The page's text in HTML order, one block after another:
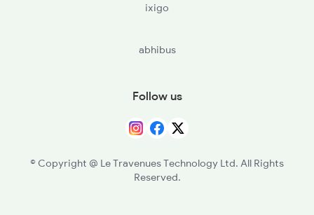
PAY - Payyanur
ixigo
abhibus
Follow us
© Copyright @ Le Travenues Technology Ltd. All Rights
Reserved.